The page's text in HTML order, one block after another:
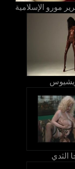
مورو الإسلامية
الثدي